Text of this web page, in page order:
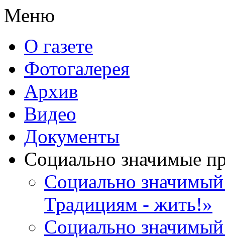
Меню
О газете
Фотогалерея
Архив
Видео
Документы
Социально значимые
Социально
Традициям - жить!»
Социально значимый